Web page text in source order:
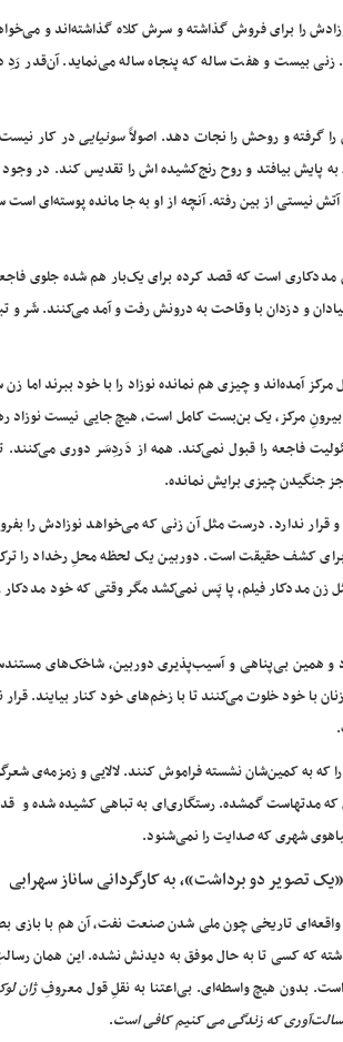
را برای فروش گذاشته و سرش کلاه گذاشته‌اند و
زنی بیست و هفت ساله که پنجاه ساله می‌نماید. آن‌قدر
گرفته و روحش را نجات دهد. اصولاًسونیاییدر کار نیست
به پایش بیافتد و روح رنج‌کشیده اش را تقدیس کند. در
نیستی از بین رفته. آنچه از او به جا مانده پوسته‌ای
است که قصد کرده برای یک‌بار هم شده جلوی
و دزدان با وقاحت به درونش رفت و آمد می‌کنند. شَر و
مرکز آمده‌اند و چیزی هم نمانده نوزاد را با خود ببرند
مرکز، یک بن‌بست کامل است، هیچ جایی نیست نوزاد
فاجعه را قبول نمی‌کند. همه از دَردِسَر دوری
جنگیدن چیزی برایش نمانده.
و قرار ندارد. درست مثل آن زنی که می‌خواهد نوزادش
برای کشف حقیقت است. دوربین یک لحظه محلِ رخداد را
زن مددکار فیلم، پا پَس نمی‌کشد مگر وقتی که خود مددکار
همین بی‌پناهی و آسیب‌پذیری دوربین، شاخک‌های
با خود خلوت می‌کنند تا با زخم‌های خود کنار بیایند.
را که به کمین‌شان نشسته فراموش کنند. لالایی و زمزمه‌ی
مدتهاست گمشده. رستگاری‌ای به تباهی کشیده شده و
شهری که صدایت را نمی‌شنود.
یک تصویر دو برداشت»، به کارگردانی ساناز سهرابی
واقعه‌ای تاریخی چون ملی شدن صنعت نفت، آن هم با بازی
که کسی تا به حال موفق به دیدنش نشده. این همان
بدون هیچ واسطه‌ای. بی‌اعتنا به نقلِ قول معروفِژان
که زندگی می کنیم کافی است.